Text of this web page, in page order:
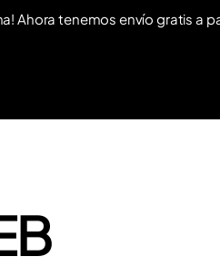
Ahora tenemos envío gratis a